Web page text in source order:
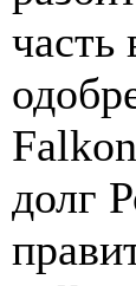
часть
долг